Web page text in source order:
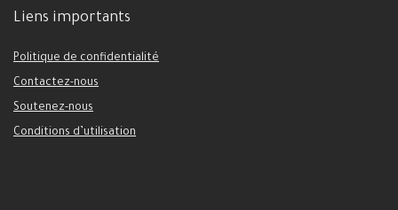
Liens importants
Politique de confidentialité
Contactez-nous
Soutenez-nous
Conditions d’utilisation